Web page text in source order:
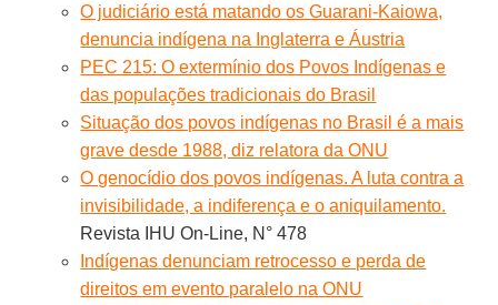
O judiciário está matando os Guarani-Kaiowa,
denuncia indígena na Inglaterra e Áustria
PEC 215: O extermínio dos Povos Indígenas e
das populações tradicionais do Brasil
Situação dos povos indígenas no Brasil é a mais
grave desde 1988, diz relatora da ONU
O genocídio dos povos indígenas. A luta contra a
invisibilidade, a indiferença e o aniquilamento.
Revista IHU On-Line, N° 478
Indígenas denunciam retrocesso e perda de
direitos em evento paralelo na ONU